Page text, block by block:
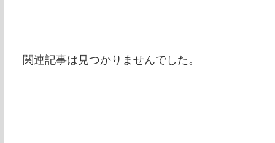
関連記事は見つかりませんでした。